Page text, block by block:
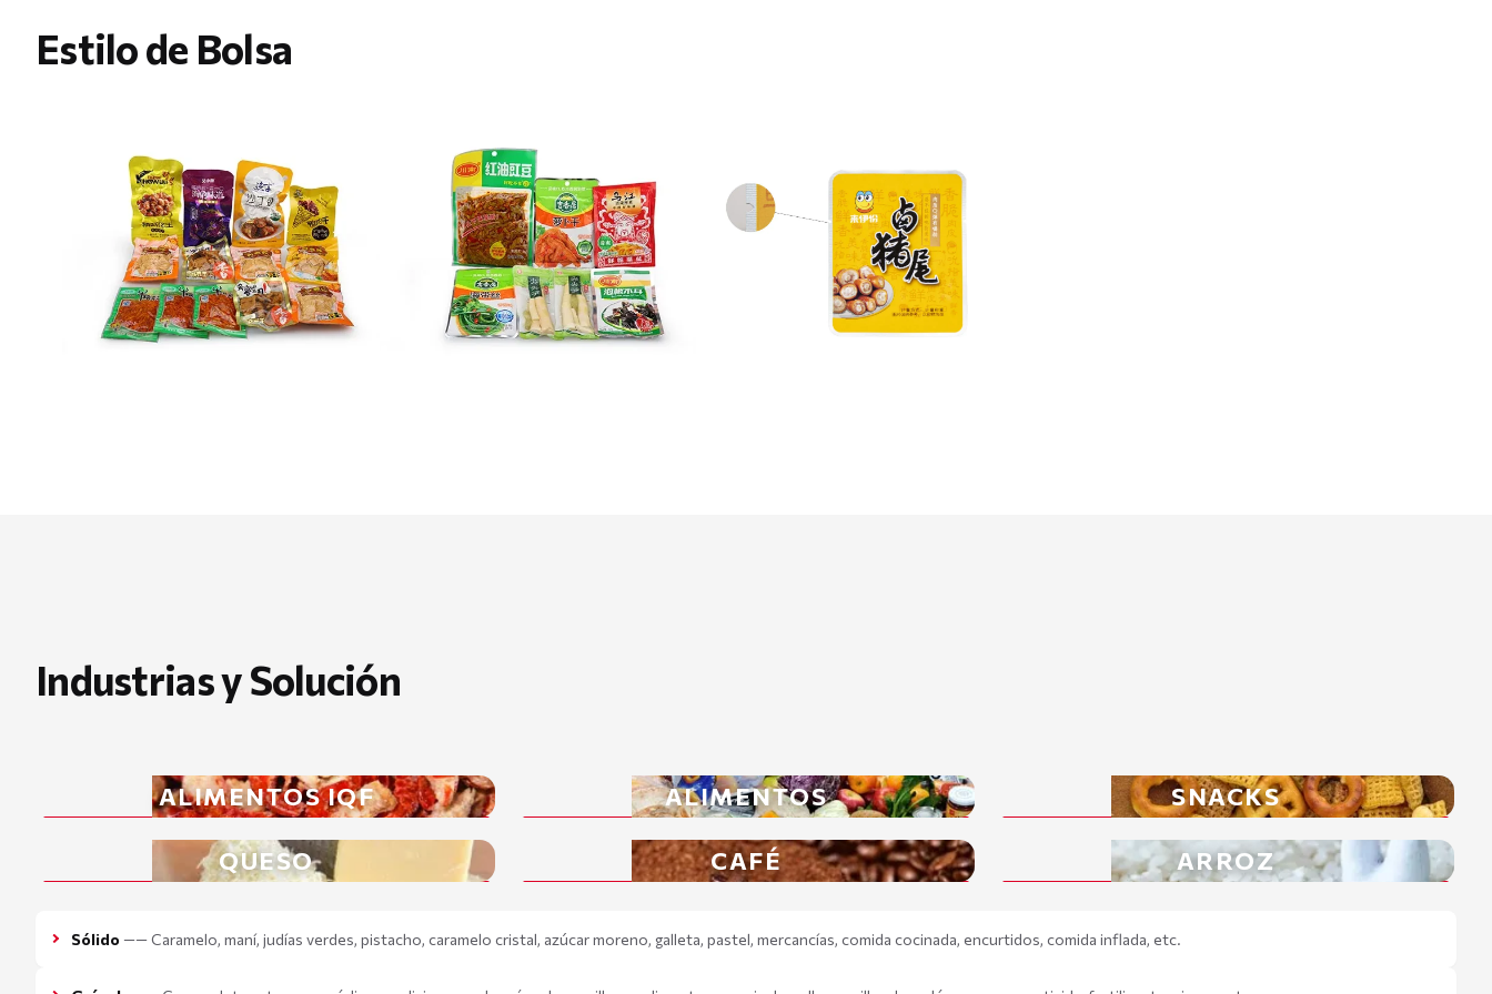
Estilo de Bolsa
Industrias y Solución
ALIMENTOS IQF ALIMENTOS SNACKS
QUESO CAFÉ ARROZ
Sólido —— Caramelo, maní, judías verdes, pistacho, caramelo cristal, azúcar moreno, galleta, pastel, mercancías, comida cocinada, encurtidos, comida inflada, etc.